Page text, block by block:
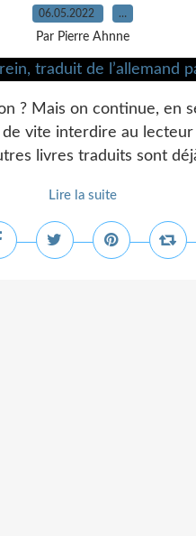
06.05.2022 …
Par Pierre Ahnne
? Mais on continue, en
de vite interdire au
livres traduits sont
Lire la suite